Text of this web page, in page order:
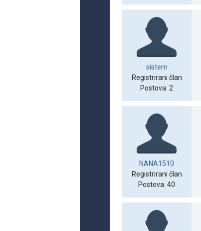
sistem
Registrirani član
Postova: 2
NANA1510
Registrirani član
Postova: 40